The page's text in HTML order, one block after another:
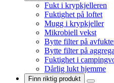
Fukt i krypkjelleren
Fuktighet på loftet
Mugg i krypkjeller
Mikrobiell vekst
Bytte filter på
Bytte filter på
Fuktighet i
Dårlig lukt hjemme
Finn riktig produkt